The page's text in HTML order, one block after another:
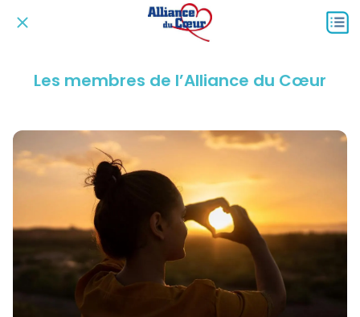
Les membres de l’Alliance du Cœur